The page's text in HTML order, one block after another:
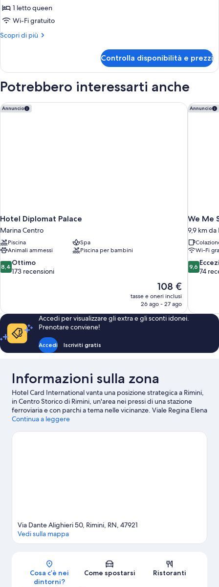
per
Standard
con
Balcone
1 letto queen
Wi-Fi gratuito
Scopri di più
Altri
con
Controlla disponibilità e prezzi
Potrebbero interessarti anche
Annuncio
Hotel Diplomat Palace
Marina Centro
Piscina
Spa
Animali ammessi
Piscina per bambini
8.4
su
recensioni
8,4 Ottimo
173 recensioni
Il
prezzo
attuale
108 €
108 €
tasse e oneri inclusi
26 ago - 27 ago
Hotel Diplomat Palace Annuncio
We Me
9,9 km da
Wi-Fi
9.6
su
recensioni
9,6
74
We Me
Accedi per visualizzare gli extra e gli sconti idonei.
Prenotare conviene!
Accedi Iscriviti gratis
Informazioni sulla zona
Hotel Card International vanta una posizione strategica a Rimini,
in Centro Storico di Rimini, un'area nei pressi di una stazione
ferroviaria e con parchi a tema nelle vicinanze. Viale Regina Elena
e Viale Vespucci sono due tappe fondamentali per gli amanti
Rimini e Parco Federico Fellini. Circuito Internazionale di Misano
Continua a leggere
Mappa
Via Dante Alighieri 50, Rimini, RN, 47921
Vedi sulla mappa
Cosa c’è nei
dintorni?
Come spostarsi Ristoranti